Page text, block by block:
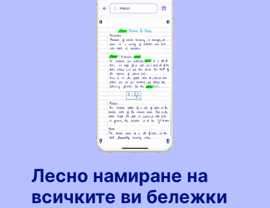
Лесно намиране на
всичките ви бележки